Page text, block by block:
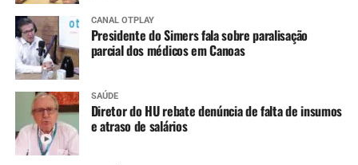
CANAL OTPLAY
Presidente do Simers fala sobre paralisação
parcial dos médicos em Canoas
SAÚDE
Diretor do HU rebate denúncia de falta de insumos
e atraso de salários